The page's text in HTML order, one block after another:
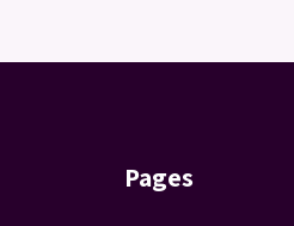
Pages